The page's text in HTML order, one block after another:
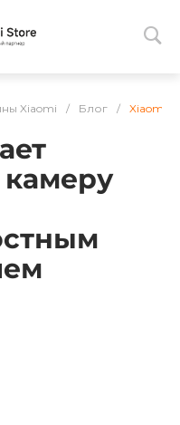
Xiaomi / Блог / Xiaomi